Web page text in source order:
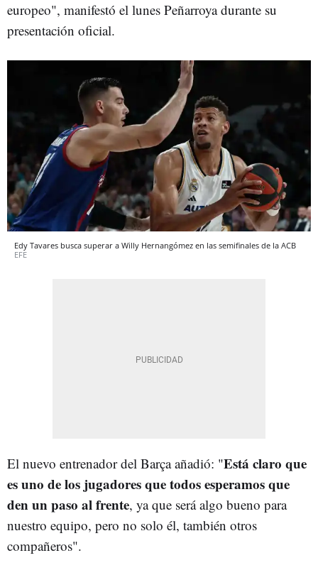
europeo", manifestó el lunes Peñarroya durante su
presentación oficial.
Edy Tavares busca superar a Willy Hernangómez en las semifinales de la ACB
EFE
El nuevo entrenador del Barça añadió: "Está claro que
es uno de los jugadores que todos esperamos que
den un paso al frente, ya que será algo bueno para
nuestro equipo, pero no solo él, también otros
compañeros".